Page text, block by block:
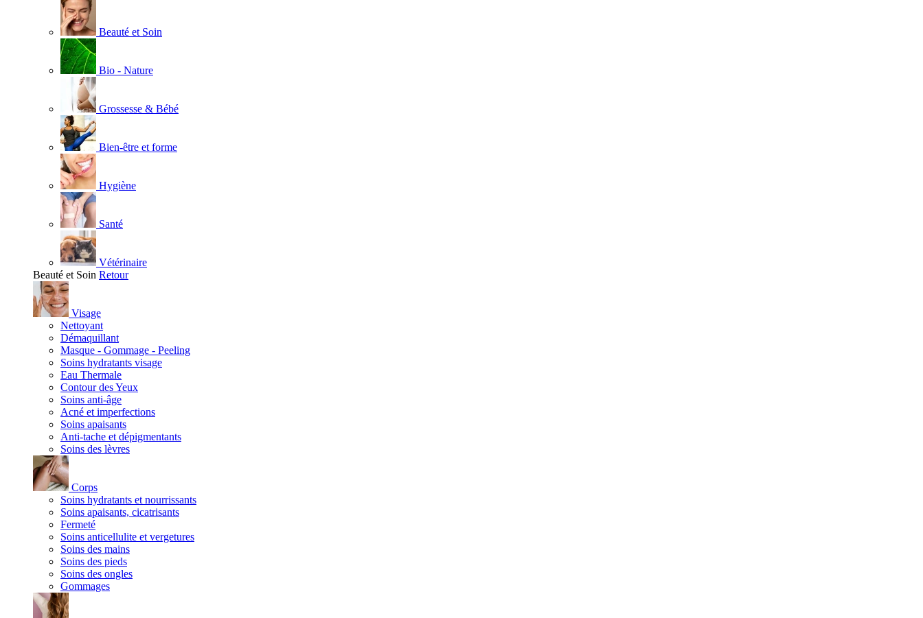
Beauté et Soin
Bio - Nature
Grossesse & Bébé
Bien-être et forme
Hygiène
Santé
Vétérinaire
Beauté et Soin Retour
Visage
Nettoyant
Démaquillant
Masque - Gommage - Peeling
Soins hydratants visage
Eau Thermale
Contour des Yeux
Soins anti-âge
Acné et imperfections
Soins apaisants
Anti-tache et dépigmentants
Soins des lèvres
Corps
Soins hydratants et nourrissants
Soins apaisants, cicatrisants
Fermeté
Soins anticellulite et vergetures
Soins des mains
Soins des pieds
Soins des ongles
Gommages